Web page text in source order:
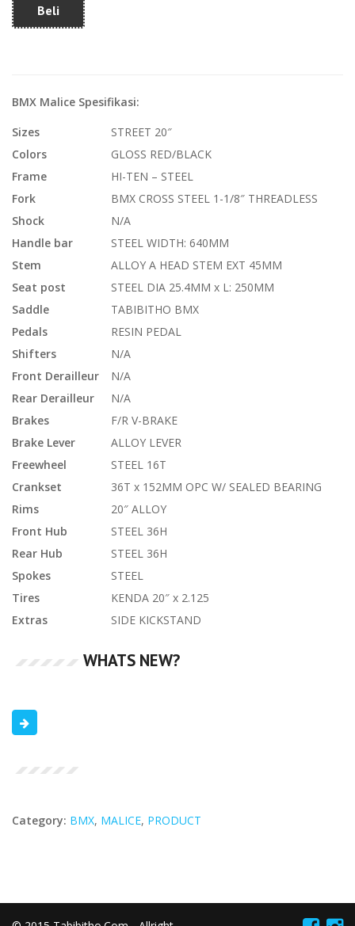
Beli
BMX Malice Spesifikasi:
Sizes
STREET 20″
Colors
GLOSS RED/BLACK
Frame
HI-TEN – STEEL
Fork
BMX CROSS STEEL 1-1/8″ THREADLESS
Shock
N/A
Handle bar
STEEL WIDTH: 640MM
Stem
ALLOY A HEAD STEM EXT 45MM
Seat post
STEEL DIA 25.4MM x L: 250MM
Saddle
TABIBITHO BMX
Pedals
RESIN PEDAL
Shifters
N/A
Front Derailleur
N/A
Rear Derailleur
N/A
Brakes
F/R V-BRAKE
Brake Lever
ALLOY LEVER
Freewheel
STEEL 16T
Crankset
36T x 152MM OPC W/ SEALED BEARING
Rims
20″ ALLOY
Front Hub
STEEL 36H
Rear Hub
STEEL 36H
Spokes
STEEL
Tires
KENDA 20″ x 2.125
Extras
SIDE KICKSTAND
WHATS NEW?
Category: BMX, MALICE, PRODUCT